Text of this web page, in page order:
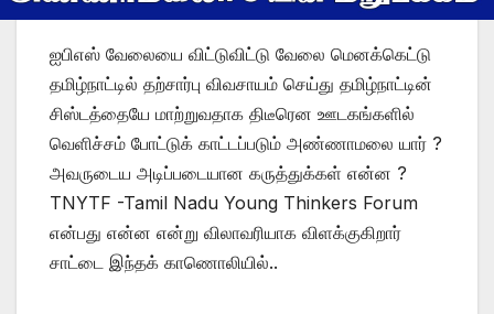
ஐபிஎஸ் வேலையை விட்டுவிட்டு வேலை மெனக்கெட்டு
தமிழ்நாட்டில் தற்சார்பு விவசாயம் செய்து தமிழ்நாட்டின்
சிஸ்டத்தையே மாற்றுவதாக திடீரென ஊடகங்களில்
வெளிச்சம் போட்டுக் காட்டப்படும் அண்ணாமலை யார் ?
அவருடைய அடிப்படையான கருத்துக்கள் என்ன ?
TNYTF -Tamil Nadu Young Thinkers Forum
என்பது என்ன என்று விலாவரியாக விளக்குகிறார்
சாட்டை இந்தக் காணொலியில்..